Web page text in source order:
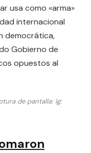
usa como «arma»
internacional
democrática,
Gobierno de
opuestos al
de pantalla: Ig: